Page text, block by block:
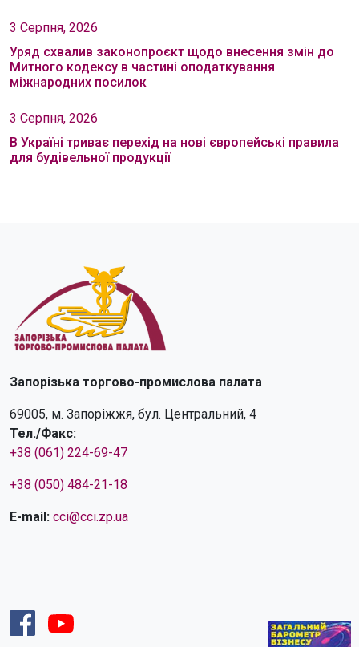
3 Серпня, 2026
Уряд схвалив законопроєкт щодо внесення змін до
Митного кодексу в частині оподаткування
міжнародних посилок
3 Серпня, 2026
В Україні триває перехід на нові європейські правила
для будівельної продукції
Запорізька торгово-промислова палата
69005, м. Запоріжжя, бул. Центральний, 4
Тел./Факс:
+38 (061) 224-69-47
+38 (050) 484-21-18
E-mail: cci@cci.zp.ua